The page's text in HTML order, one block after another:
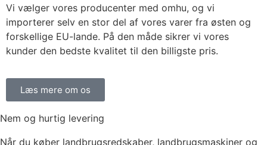
Vi vælger vores producenter med omhu, og vi
importerer selv en stor del af vores varer fra østen og
forskellige EU-lande. På den måde sikrer vi vores
kunder den bedste kvalitet til den billigste pris.
Læs mere om os
Nem og hurtig levering
Når du køber landbrugsredskaber, landbrugsmaskiner og